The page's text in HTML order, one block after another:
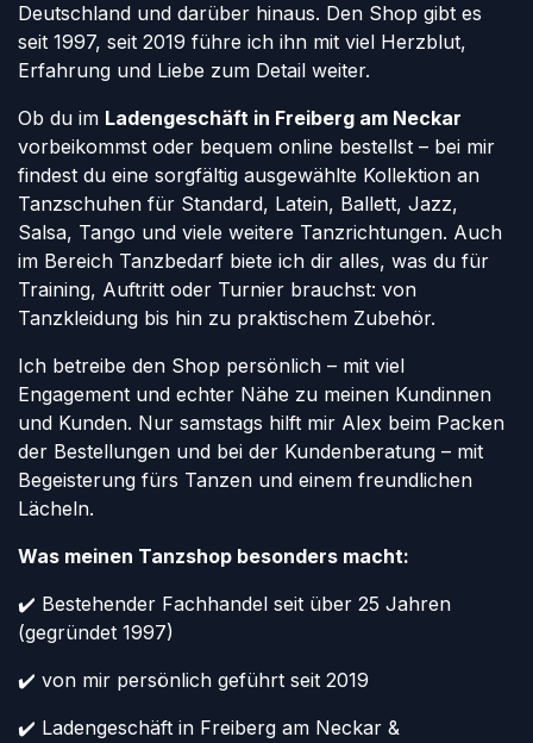
Deutschland und darüber hinaus. Den Shop gibt es
seit 1997, seit 2019 führe ich ihn mit viel Herzblut,
Erfahrung und Liebe zum Detail weiter.
Ob du im Ladengeschäft in Freiberg am Neckar
vorbeikommst oder bequem online bestellst – bei mir
findest du eine sorgfältig ausgewählte Kollektion an
Tanzschuhen für Standard, Latein, Ballett, Jazz,
Salsa, Tango und viele weitere Tanzrichtungen. Auch
im Bereich Tanzbedarf biete ich dir alles, was du für
Training, Auftritt oder Turnier brauchst: von
Tanzkleidung bis hin zu praktischem Zubehör.
Ich betreibe den Shop persönlich – mit viel
Engagement und echter Nähe zu meinen Kundinnen
und Kunden. Nur samstags hilft mir Alex beim Packen
der Bestellungen und bei der Kundenberatung – mit
Begeisterung fürs Tanzen und einem freundlichen
Lächeln.
Was meinen Tanzshop besonders macht:
✔️ Bestehender Fachhandel seit über 25 Jahren
(gegründet 1997)
✔️ von mir persönlich geführt seit 2019
✔️ Ladengeschäft in Freiberg am Neckar &